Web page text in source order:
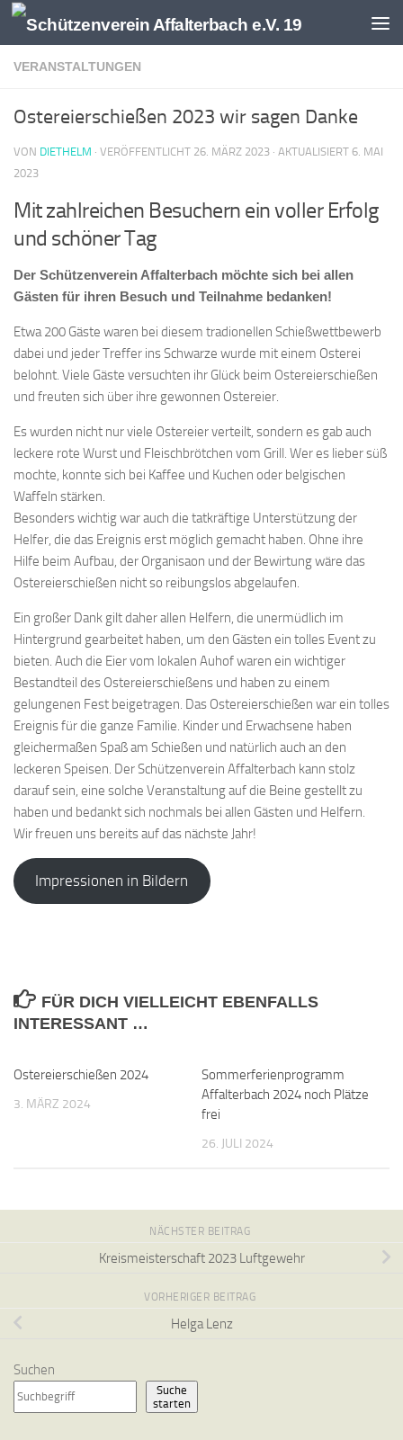
Zum Inhalt springen
VERANSTALTUNGEN
Ostereierschießen 2023 wir sagen Danke
VON DIETHELM · VERÖFFENTLICHT 26. MÄRZ 2023 · AKTUALISIERT 6. MAI
2023
Mit zahlreichen Besuchern ein voller Erfolg
und schöner Tag
Der Schützenverein Affalterbach möchte sich bei allen
Gästen für ihren Besuch und Teilnahme bedanken!
Etwa 200 Gäste waren bei diesem tradionellen Schießwettbewerb
dabei und jeder Treffer ins Schwarze wurde mit einem Osterei
belohnt. Viele Gäste versuchten ihr Glück beim Ostereierschießen
und freuten sich über ihre gewonnen Ostereier.
Es wurden nicht nur viele Ostereier verteilt, sondern es gab auch
leckere rote Wurst und Fleischbrötchen vom Grill. Wer es lieber süß
mochte, konnte sich bei Kaffee und Kuchen oder belgischen
Waffeln stärken.
Besonders wichtig war auch die tatkräftige Unterstützung der
Helfer, die das Ereignis erst möglich gemacht haben. Ohne ihre
Hilfe beim Aufbau, der Organisaon und der Bewirtung wäre das
Ostereierschießen nicht so reibungslos abgelaufen.
Ein großer Dank gilt daher allen Helfern, die unermüdlich im
Hintergrund gearbeitet haben, um den Gästen ein tolles Event zu
bieten. Auch die Eier vom lokalen Auhof waren ein wichtiger
Bestandteil des Ostereierschießens und haben zu einem
gelungenen Fest beigetragen. Das Ostereierschießen war ein tolles
Ereignis für die ganze Familie. Kinder und Erwachsene haben
gleichermaßen Spaß am Schießen und natürlich auch an den
leckeren Speisen. Der Schützenverein Affalterbach kann stolz
darauf sein, eine solche Veranstaltung auf die Beine gestellt zu
haben und bedankt sich nochmals bei allen Gästen und Helfern.
Wir freuen uns bereits auf das nächste Jahr!
Impressionen in Bildern
FÜR DICH VIELLEICHT EBENFALLS
INTERESSANT …
Ostereierschießen 2024
3. MÄRZ 2024
Sommerferienprogramm
Affalterbach 2024 noch Plätze
frei
26. JULI 2024
NÄCHSTER BEITRAG
Kreismeisterschaft 2023 Luftgewehr
VORHERIGER BEITRAG
Helga Lenz
Suchen
Suche
starten